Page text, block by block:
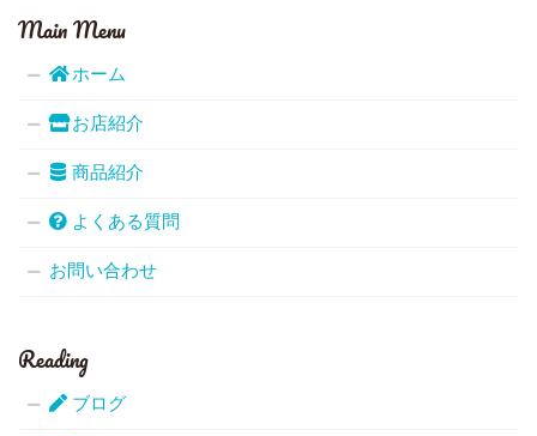
Main Menu
ホーム
お店紹介
商品紹介
よくある質問
お問い合わせ
Reading
ブログ